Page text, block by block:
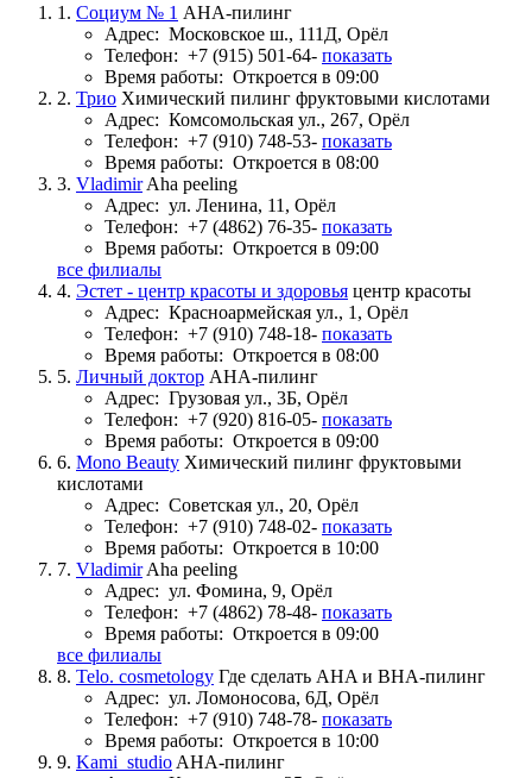
1. Социум № 1 AHA-пилинг
Адрес: Московское ш., 111Д, Орёл
Телефон: +7 (915) 501-64- показать
Время работы: Откроется в 09:00
2. Трио Химический пилинг фруктовыми кислотами
Адрес: Комсомольская ул., 267, Орёл
Телефон: +7 (910) 748-53- показать
Время работы: Откроется в 08:00
3. Vladimir Aha peeling
Адрес: ул. Ленина, 11, Орёл
Телефон: +7 (4862) 76-35- показать
Время работы: Откроется в 09:00
все филиалы
4. Эстет - центр красоты и здоровья центр красоты
Адрес: Красноармейская ул., 1, Орёл
Телефон: +7 (910) 748-18- показать
Время работы: Откроется в 08:00
5. Личный доктор AHA-пилинг
Адрес: Грузовая ул., 3Б, Орёл
Телефон: +7 (920) 816-05- показать
Время работы: Откроется в 09:00
6. Mono Beauty Химический пилинг фруктовыми
кислотами
Адрес: Советская ул., 20, Орёл
Телефон: +7 (910) 748-02- показать
Время работы: Откроется в 10:00
7. Vladimir Aha peeling
Адрес: ул. Фомина, 9, Орёл
Телефон: +7 (4862) 78-48- показать
Время работы: Откроется в 09:00
все филиалы
8. Telo. cosmetology Где сделать AHA и BHA-пилинг
Адрес: ул. Ломоносова, 6Д, Орёл
Телефон: +7 (910) 748-78- показать
Время работы: Откроется в 10:00
9. Kami_studio AHA-пилинг